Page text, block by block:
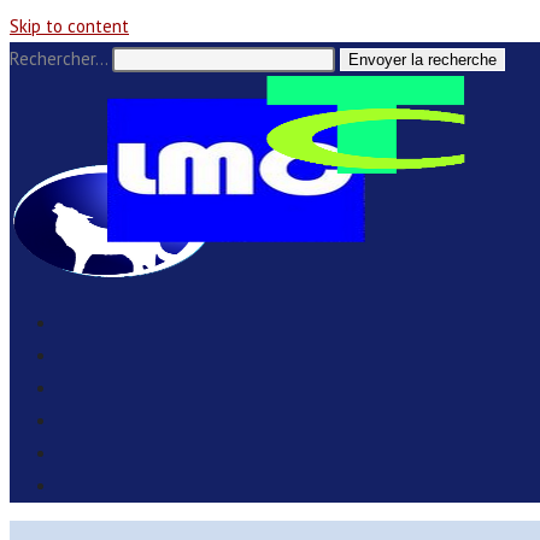
Skip to content
Rechercher…
Envoyer la recherche